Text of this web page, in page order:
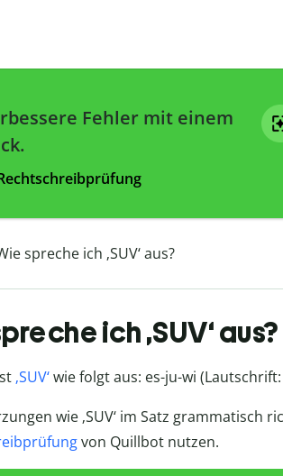
Fehler mit einem
spreche ich ‚SUV‘ aus?
ich ‚SUV‘ aus?
‚SUV‘wie folgt aus: es-ju-wi (Lautschrift:
wie ‚SUV‘ im Satz grammatisch
von Quillbot nutzen.